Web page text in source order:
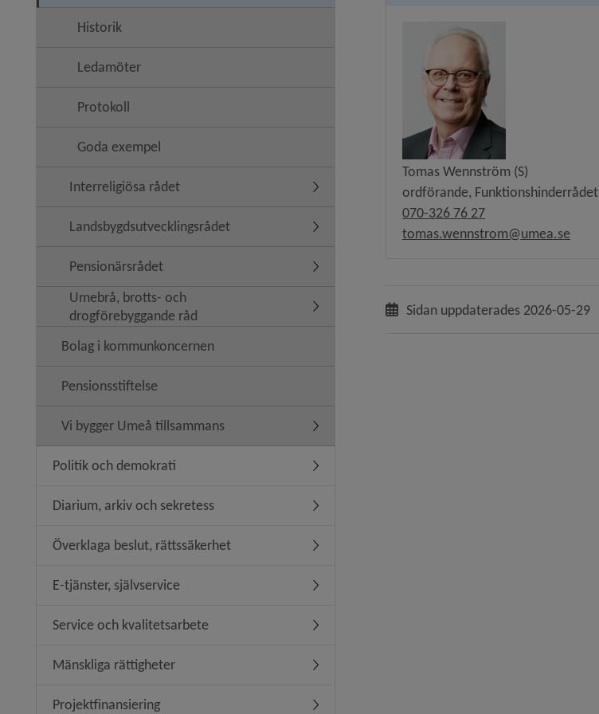
Historik
Ledamöter
Protokoll
Goda exempel
Interreligiösa rådet Undermeny för Interreligiösa rådet
Landsbygdsutvecklingsrådet Undermeny för Landsbygdsutvecklingsrådet
Pensionärsrådet Undermeny för Pensionärsrådet
Umebrå, brotts- och
drogförebyggande råd
Undermeny för Umebrå, brotts- och drogförebyggande råd
Bolag i kommunkoncernen
Pensionsstiftelse
Vi bygger Umeå tillsammans Undermeny för Vi bygger Umeå tillsammans
Politik och demokrati Undermeny för Politik och demokrati
Diarium, arkiv och sekretess Undermeny för Diarium, arkiv och sekretess
Överklaga beslut, rättssäkerhet Undermeny för Överklaga beslut, rättssäkerhet
E-tjänster, självservice Undermeny för E-tjänster, självservice
Service och kvalitetsarbete Undermeny för Service och kvalitetsarbete
Mänskliga rättigheter Undermeny för Mänskliga rättigheter
Projektfinansiering Undermeny för Projektfinansiering
Tomas Wennström (S)
ordförande, Funktionshinderrådet
070-326 76 27
tomas.wennstrom@umea.se
Sidan uppdaterades 2026-05-29